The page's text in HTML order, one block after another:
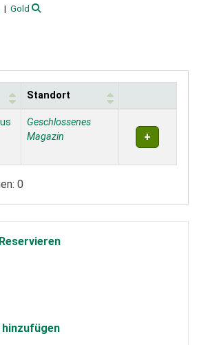
Gold
Standort
Geschlossenes
Magazin
0
hinzufügen